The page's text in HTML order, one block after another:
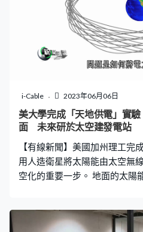
昆士蘭大學的最新研究發現，
面的作用比較特殊，這種毒素
中攻擊負責痛楚感覺的神經，
時間，所以被咬的人會痛很多
素也沒這種機制，是子彈蟻的
運作，有助將來研發更好的止
的藥。
i-Cable 2023年06月06日
美大學完成「天地供電」實
面 未來研於太空建發電站
【有線新聞】美國加州理工完
用人造衛星將太陽能由太空無
空化的重要一步。 地面的太陽
問題是如何將電力傳回地面。